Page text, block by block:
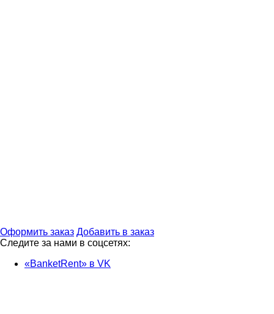
Оформить заказ Добавить в заказ
Следите за нами в соцсетях:
«BanketRent» в VK